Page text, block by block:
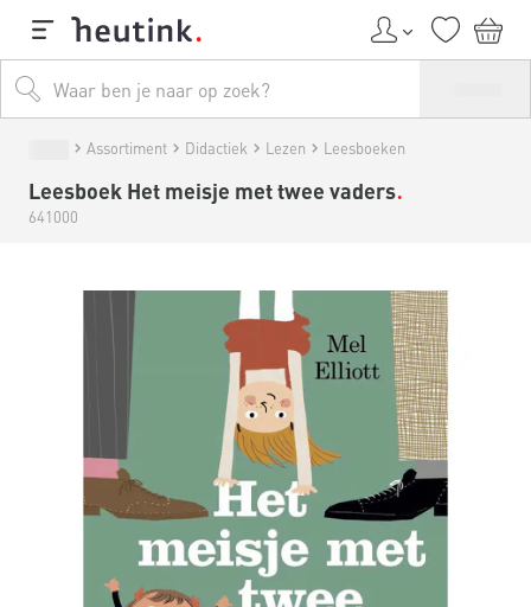
Assortiment Didactiek Lezen Leesboeken
Leesboek Het meisje met twee vaders
641000